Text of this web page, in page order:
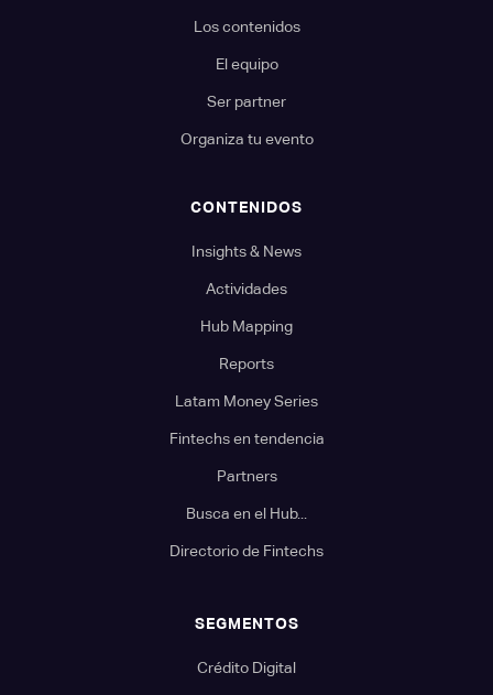
Los contenidos
El equipo
Ser partner
Organiza tu evento
CONTENIDOS
Insights & News
Actividades
Hub Mapping
Reports
Latam Money Series
Fintechs en tendencia
Partners
Busca en el Hub...
Directorio de Fintechs
SEGMENTOS
Crédito Digital